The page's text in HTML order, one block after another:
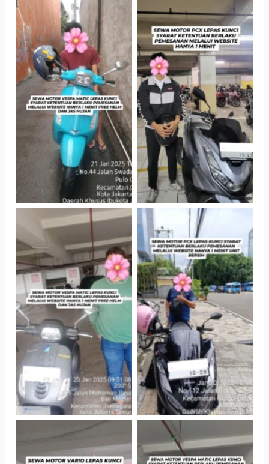
TNo Caption TNo Caption
TNo Caption TNo Caption